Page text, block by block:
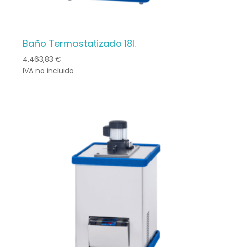
Baño Termostatizado 18l.
4.463,83 €
IVA no incluido